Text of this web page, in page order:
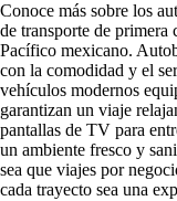
Conoce más sobre los
de transporte de primera
Pacífico mexicano.
con la comodidad y el
vehículos modernos
garantizan un viaje
pantallas de TV para
un ambiente fresco y
sea que viajes por
cada trayecto sea una